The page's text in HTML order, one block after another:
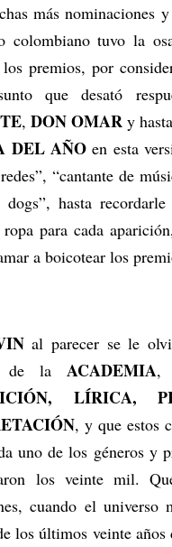
más nominaciones
colombiano tuvo la
premios, por
que desató
,DON OMAR y
DEL AÑO en esta
“cantante de
dogs”, hasta
para cada
a boicotear los
al parecer se le
de la ACADEMIA,
LÍRICA,
, y que estos
uno de los géneros y
los veinte mil.
cuando el
los últimos veinte